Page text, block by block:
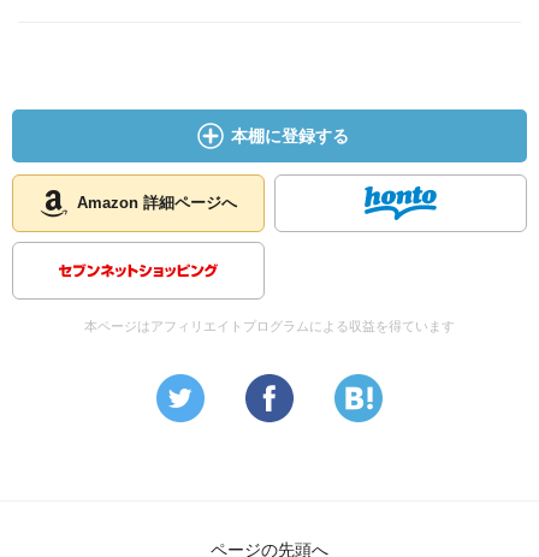
本棚に登録する
Amazon 詳細ページへ
本ページはアフィリエイトプログラムによる収益を得ています
ページの先頭へ